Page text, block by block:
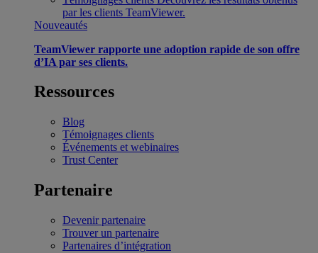
par les clients TeamViewer.
Nouveautés
TeamViewer rapporte une adoption rapide de son offre
d’IA par ses clients.
Ressources
Blog
Témoignages clients
Événements et webinaires
Trust Center
Partenaire
Devenir partenaire
Trouver un partenaire
Partenaires d’intégration